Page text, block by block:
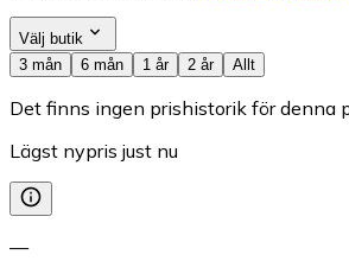
Välj butik
3 mån
6 mån 1 år 2 år Allt
Det finns ingen prishistorik för denna
Lägst nypris just nu
—